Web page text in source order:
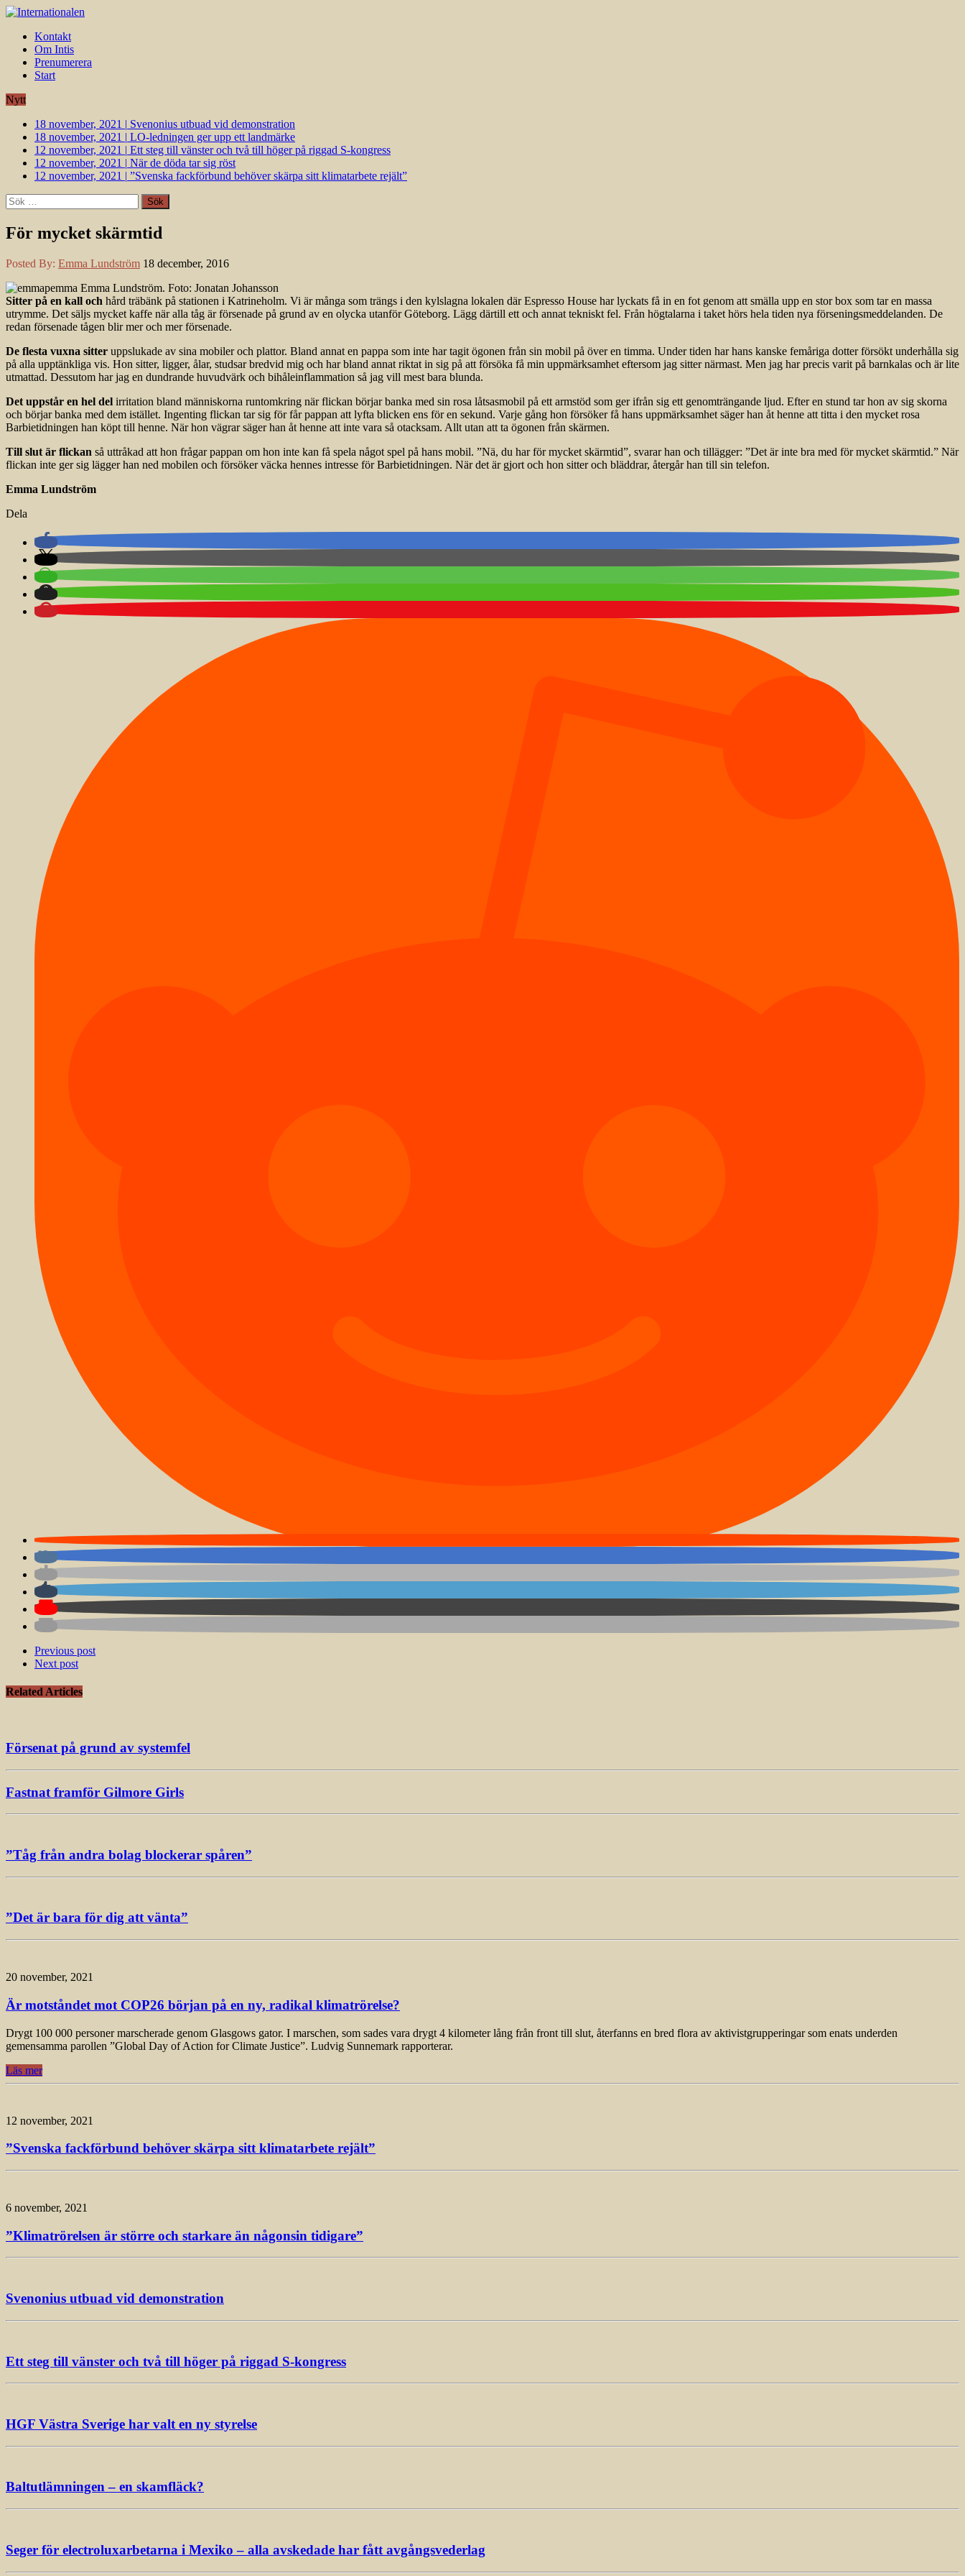
Kontakt
Om Intis
Prenumerera
Start
Nytt
18 november, 2021 | Svenonius utbuad vid demonstration
18 november, 2021 | LO-ledningen ger upp ett landmärke
12 november, 2021 | Ett steg till vänster och två till höger på riggad S-kongress
12 november, 2021 | När de döda tar sig röst
12 november, 2021 | ”Svenska fackförbund behöver skärpa sitt klimatarbete rejält”
Sök
efter:
För mycket skärmtid
Posted By: Emma Lundström 18 december, 2016
Sitter på en kall och hård träbänk på stationen i Katrineholm. Vi är många som trängs i den kylslagna lokalen där Espresso House har lyckats få in en fot genom att smälla upp en stor box som tar en massa
utrymme. Det säljs mycket kaffe när alla tåg är försenade på grund av en olycka utanför Göteborg. Lägg därtill ett och annat tekniskt fel. Från högtalarna i taket hörs hela tiden nya förseningsmeddelanden. De
redan försenade tågen blir mer och mer försenade.
De flesta vuxna sitter uppslukade av sina mobiler och plattor. Bland annat en pappa som inte har tagit ögonen från sin mobil på över en timma. Under tiden har hans kanske femåriga dotter försökt underhålla sig
på alla upptänkliga vis. Hon sitter, ligger, ålar, studsar bredvid mig och har bland annat riktat in sig på att försöka få min uppmärksamhet eftersom jag sitter närmast. Men jag har precis varit på barnkalas och är lite
utmattad. Dessutom har jag en dundrande huvudvärk och bihåleinflammation så jag vill mest bara blunda.
Det uppstår en hel del irritation bland människorna runtomkring när flickan börjar banka med sin rosa låtsasmobil på ett armstöd som ger ifrån sig ett genomträngande ljud. Efter en stund tar hon av sig skorna
och börjar banka med dem istället. Ingenting flickan tar sig för får pappan att lyfta blicken ens för en sekund. Varje gång hon försöker få hans uppmärksamhet säger han åt henne att titta i den mycket rosa
Barbietidningen han köpt till henne. När hon vägrar säger han åt henne att inte vara så otacksam. Allt utan att ta ögonen från skärmen.
Till slut är flickan så uttråkad att hon frågar pappan om hon inte kan få spela något spel på hans mobil. ”Nä, du har för mycket skärmtid”, svarar han och tillägger: ”Det är inte bra med för mycket skärmtid.” När
flickan inte ger sig lägger han ned mobilen och försöker väcka hennes intresse för Barbietidningen. När det är gjort och hon sitter och bläddrar, återgår han till sin telefon.
Emma Lundström
Dela
Previous post
Next post
Related Articles
Försenat på grund av systemfel
Fastnat framför Gilmore Girls
”Tåg från andra bolag blockerar spåren”
”Det är bara för dig att vänta”
20 november, 2021
Är motståndet mot COP26 början på en ny, radikal klimatrörelse?
Drygt 100 000 personer marscherade genom Glasgows gator. I marschen, som sades vara drygt 4 kilometer lång från front till slut, återfanns en bred flora av aktivistgrupperingar som enats underden
gemensamma parollen ”Global Day of Action for Climate Justice”. Ludvig Sunnemark rapporterar.
Läs mer
12 november, 2021
”Svenska fackförbund behöver skärpa sitt klimatarbete rejält”
6 november, 2021
”Klimatrörelsen är större och starkare än någonsin tidigare”
Svenonius utbuad vid demonstration
Ett steg till vänster och två till höger på riggad S-kongress
HGF Västra Sverige har valt en ny styrelse
Baltutlämningen – en skamfläck?
Seger för electroluxarbetarna i Mexiko – alla avskedade har fått avgångsvederlag